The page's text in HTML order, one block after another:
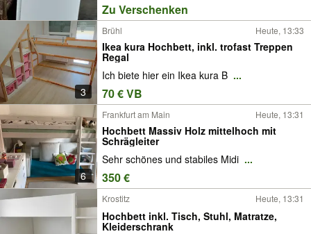
Zu Verschenken
3
Brühl Heute, 13:33
Ikea kura Hochbett, inkl. trofast Treppen
Regal
Ich biete hier ein Ikea kura B ...
70 € VB
6
Frankfurt am Main Heute, 13:31
Hochbett Massiv Holz mittelhoch mit
Schrägleiter
Sehr schönes und stabiles Midi ...
350 €
Krostitz Heute, 13:31
Hochbett inkl. Tisch, Stuhl, Matratze,
Kleiderschrank